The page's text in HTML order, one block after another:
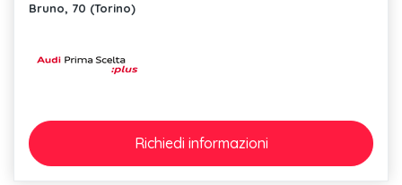
Bruno, 70 (Torino)
Richiedi informazioni